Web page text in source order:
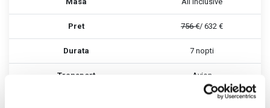
Pret 756 €/ 632 €
Durata 7 nopti
Transport Avion